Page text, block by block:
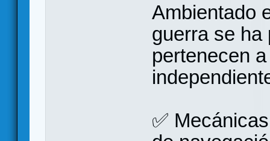
Ambientado
guerra se ha
pertenecen
✅